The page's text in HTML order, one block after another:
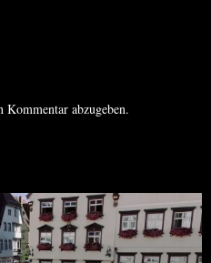
Kommentar abzugeben.